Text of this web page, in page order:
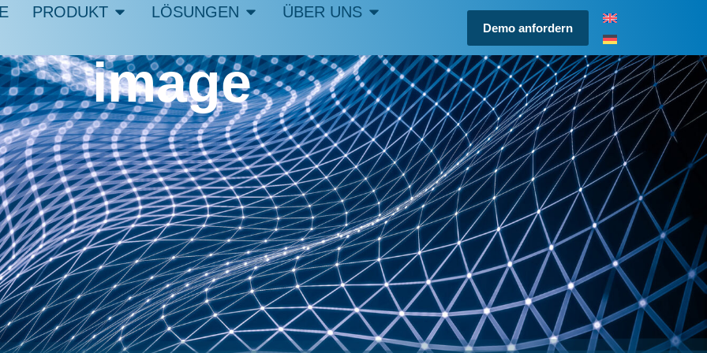
PRODUKT LÖSUNGEN ÜBER UNS
Demo anfordern
image